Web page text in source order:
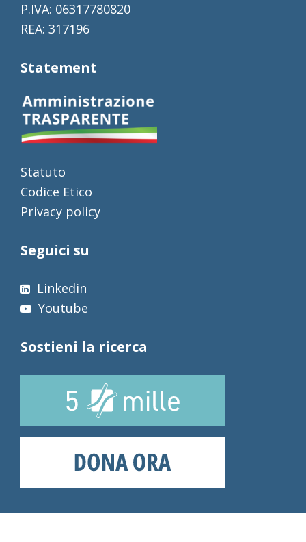
P.IVA: 06317780820
REA: 317196
Statement
Statuto
Codice Etico
Privacy policy
Seguici su
Linkedin
Youtube
Sostieni la ricerca